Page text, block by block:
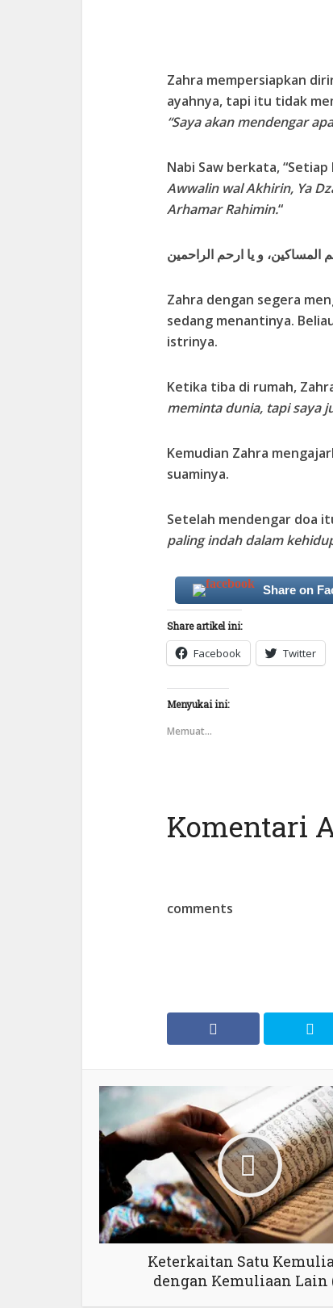
Zahra mempersiapkan
ayahnya, tapi itu tidak
“Saya akan mendengar
Nabi Saw berkata,
Awwalin wal Akhirin, Ya
Arhamar Rahimin.“
المساكين، و يا ارحم الراحمين
Zahra dengan segera
sedang menantinya.
istrinya.
Ketika tiba di rumah,
meminta dunia, tapi saya
Kemudian Zahra
suaminya.
Setelah mendengar doa
paling indah dalam
Share on
Share artikel ini:
Facebook Twitter
Menyukai ini:
Memuat...
Komentari
comments
Keterkaitan Satu
dengan Kemuliaan Lain